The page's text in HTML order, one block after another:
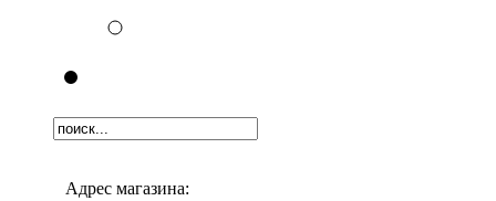
Адрес магазина: